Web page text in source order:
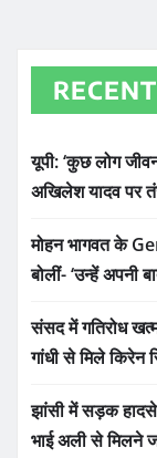
यूपी: ‘कुछ लोग
अखिलेश यादव पर
मोहन भागवत के
बोलीं- ‘उन्हें अपनी
संसद में गतिरोध
गांधी से मिले किरेन
झांसी में सड़क
भाई अली से मिलने